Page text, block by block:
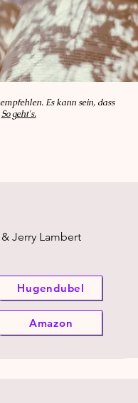
Es kann sein, dass
So geht's.
Jerry Lambert
Hugendubel
Amazon